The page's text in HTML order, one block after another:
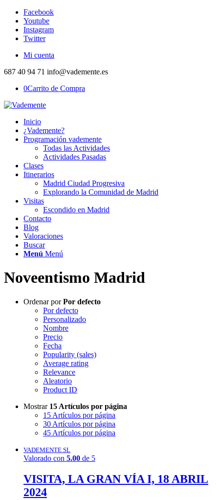
Facebook
Youtube
Instagram
Twitter
Mi cuenta
687 40 94 71 info@vademente.es
0Carrito de Compra
Inicio
¿Vademente?
Programación vademente
Todas las Actividades
Actividades Pasadas
Clases
Itinerarios
Madrid Ciudad Progresiva
Explorando la Comunidad de Madrid
Visitas
Escondido en Madrid
Contacto
Blog
Valoraciones
Buscar
Menú Menú
Noveentismo Madrid
Ordenar porPor defecto
Por defecto
Personalizado
Nombre
Precio
Fecha
Popularity (sales)
Average rating
Relevance
Aleatorio
Product ID
Mostrar 15 Artículos por página
15 Artículos por página
30 Artículos por página
45 Artículos por página
VADEMENTE SL
Valorado con 5.00 de 5
VISITA, LA GRAN VÍA I, 18 ABRIL
2024